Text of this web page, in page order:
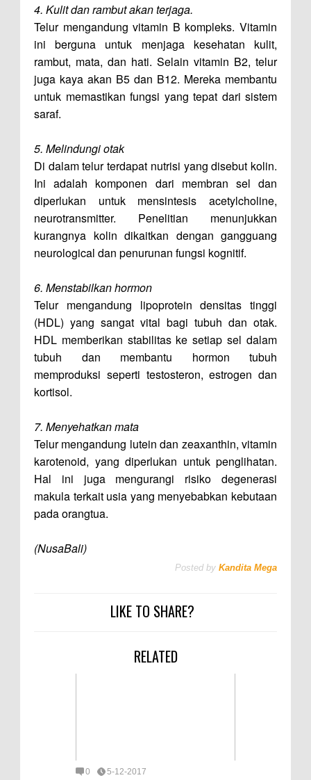
4. Kulit dan rambut akan terjaga.
Telur mengandung vitamin B kompleks. Vitamin
ini berguna untuk menjaga kesehatan kulit,
rambut, mata, dan hati. Selain vitamin B2, telur
juga kaya akan B5 dan B12. Mereka membantu
untuk memastikan fungsi yang tepat dari sistem
saraf.
5. Melindungi otak
Di dalam telur terdapat nutrisi yang disebut kolin.
Ini adalah komponen dari membran sel dan
diperlukan untuk mensintesis acetylcholine,
neurotransmitter. Penelitian menunjukkan
kurangnya kolin dikaitkan dengan gangguang
neurological dan penurunan fungsi kognitif.
6. Menstabilkan hormon
Telur mengandung lipoprotein densitas tinggi
(HDL) yang sangat vital bagi tubuh dan otak.
HDL memberikan stabilitas ke setiap sel dalam
tubuh dan membantu hormon tubuh
memproduksi seperti testosteron, estrogen dan
kortisol.
7. Menyehatkan mata
Telur mengandung lutein dan zeaxanthin, vitamin
karotenoid, yang diperlukan untuk penglihatan.
Hal ini juga mengurangi risiko degenerasi
makula terkait usia yang menyebabkan kebutaan
pada orangtua.
(NusaBali)
Posted by Kandita Mega
LIKE TO SHARE?
RELATED
0 5-12-2017